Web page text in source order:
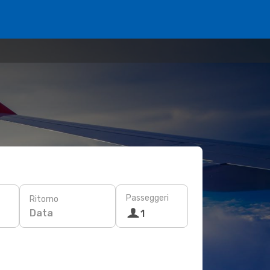
Ritorno
Data
Passeggeri
1